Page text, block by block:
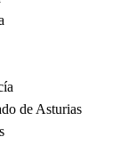
de Asturias